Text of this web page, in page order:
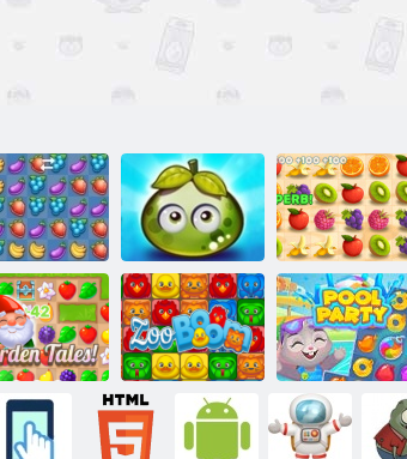
Fruita Crush
Abenteuer
saftigen Beeren
Saftiger
Armaturenbrett